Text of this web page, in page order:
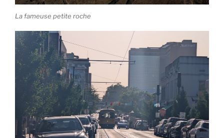
La fameuse petite roche